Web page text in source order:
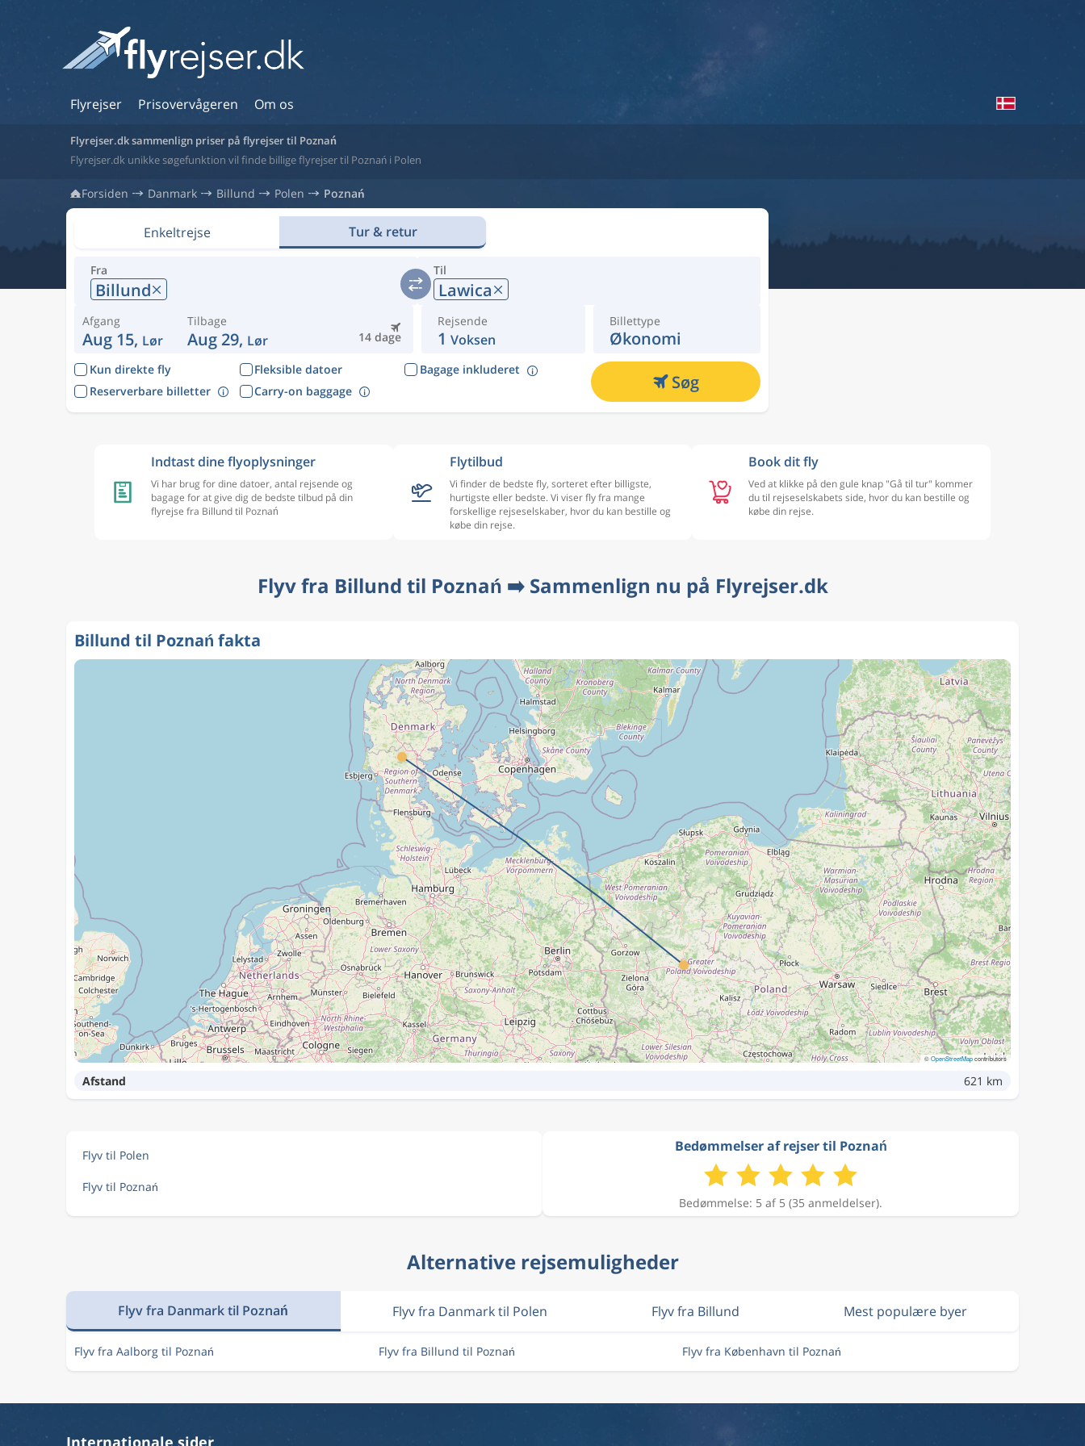
Flyrejser Prisovervågeren Om os
Flyrejser.dk sammenlign priser på flyrejser til Poznań
Flyrejser.dk unikke søgefunktion vil finde billige flyrejser til Poznań i Polen
Forsiden Danmark Billund Polen Poznań
Enkeltrejse Tur & retur
Fra
Billund
Til
Lawica
Afgang
Aug 15, Lør 14 dage
Tilbage
Aug 29, Lør
Rejsende
1 Voksen
Billettype
Økonomi
Kun direkte fly Fleksible datoer
Bagage inkluderet
Reserverbare billetter
Carry-on baggage Søg
Indtast dine flyoplysninger
Vi har brug for dine datoer, antal rejsende og
bagage for at give dig de bedste tilbud på din
flyrejse fra Billund til Poznań
Flytilbud
Vi finder de bedste fly, sorteret efter billigste,
hurtigste eller bedste. Vi viser fly fra mange
forskellige rejseselskaber, hvor du kan bestille og
købe din rejse.
Book dit fly
Ved at klikke på den gule knap "Gå til tur" kommer
du til rejseselskabets side, hvor du kan bestille og
købe din rejse.
Flyv fra Billund til Poznań ➡️ Sammenlign nu på Flyrejser.dk
Billund til Poznań fakta
©OpenStreetMapcontributors
Afstand 621 km
Flyv til Polen
Flyv til Poznań
Bedømmelser af rejser til Poznań
Bedømmelse: 5 af 5 (35 anmeldelser).
Alternative rejsemuligheder
Flyv fra Danmark til Poznań Flyv fra Danmark til Polen Flyv fra Billund Mest populære byer
Flyv fra Aalborg til Poznań Flyv fra Billund til Poznań Flyv fra København til Poznań
Internationale sider